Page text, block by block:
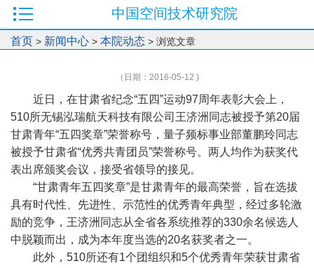
中国空间技术研究院
首页 > 新闻中心 > 本院动态 > 浏览文章
（日期：2016-05-12 )
近日，在甘肃省纪念“五四”运动97周年表彰大会上，
510所无锡泓瑞航天科技有限公司王济洲同志被授予第20届
甘肃青年“五四奖章”荣誉称号，量子频标事业部董鹏玲同志
被授予甘肃省“优秀共青团员”荣誉称号。两人均作为获奖代
表出席颁奖会议，接受省领导的接见。
“甘肃青年五四奖章”是甘肃青年的最高荣誉，旨在选拔
具有时代性、先进性、示范性的优秀青年典型，经过多轮激
励的竞争，王济洲同志从全省各系统推荐的330余名候选人
中脱颖而出，成为本年度当选的20名获奖者之一。
此外，510所还有1个团组织和5个优秀青年荣获甘肃省